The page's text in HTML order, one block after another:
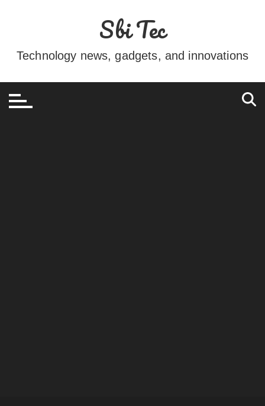
conteúdo
Sbi Tec
Technology news, gadgets, and innovations